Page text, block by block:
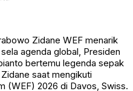
Zidane WEF menarik
agenda global, Presiden
bertemu legenda sepak
saat mengikuti
(WEF) 2026 di Davos, Swiss.